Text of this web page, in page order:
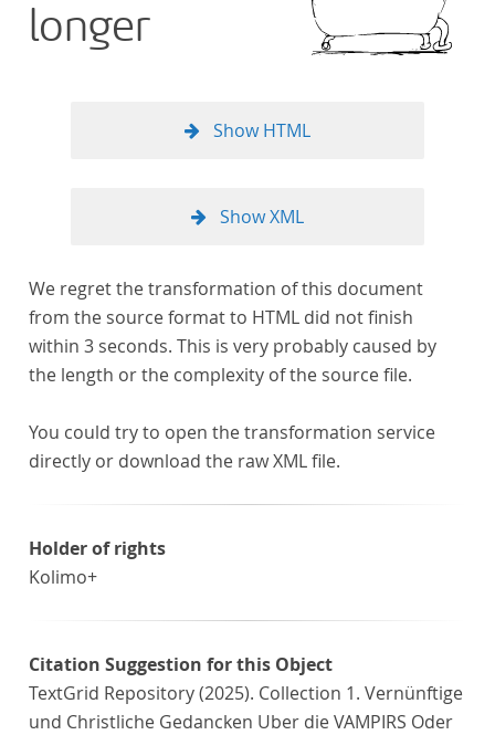
longer
Show HTML
Show XML
We regret the transformation of this document
from the source format to HTML did not finish
within 3 seconds. This is very probably caused by
the length or the complexity of the source file.
You could try to open the transformation service
directly or download the raw XML file.
Holder of rights
Kolimo+
Citation Suggestion for this Object
TextGrid Repository (2025). Collection 1. Vernünftige
und Christliche Gedancken Uber die VAMPIRS Oder